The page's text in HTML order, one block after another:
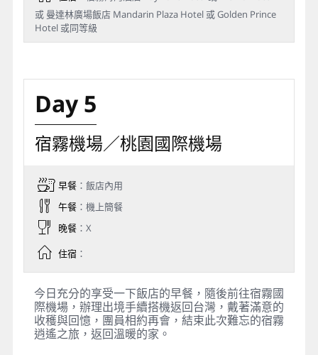
或 曼達林廣場飯店 Mandarin Plaza Hotel 或 Golden Prince
Hotel 或同等級
Day 5
宿霧機場／桃園國際機場
早餐：飯店內用
午餐：機上簡餐
晚餐：X
住宿：
今日充分的享受一下飯店的早餐，隨後前往宿霧國
際機場，辦理出境手續搭機返回台灣，戴著滿意的
收穫與回憶，團員相約再會，結束此次難忘的宿霧
逍遙之旅，返回溫暖的家。